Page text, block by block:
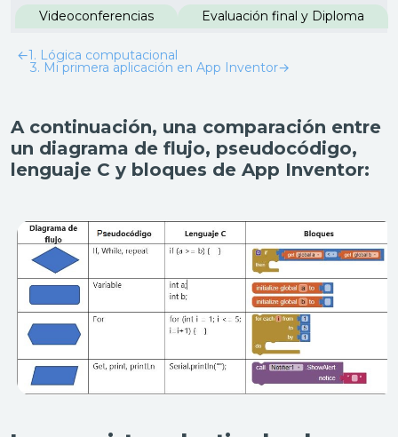
Videoconferencias
Evaluación final y Diploma
←1. Lógica computacional
→
3. Mi primera aplicación en App Inventor
A continuación, una comparación entre
un diagrama de flujo, pseudocódigo,
lenguaje C y bloques de App Inventor: